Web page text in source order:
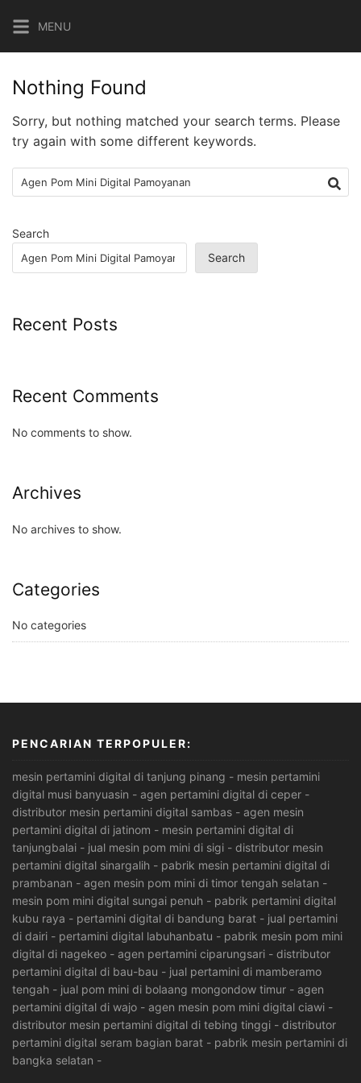
content
MENU
Nothing Found
Sorry, but nothing matched your search terms. Please
try again with some different keywords.
Search
for:
Search
Search
Recent Posts
Recent Comments
No comments to show.
Archives
No archives to show.
Categories
No categories
PENCARIAN TERPOPULER:
mesin pertamini digital di tanjung pinang - mesin pertamini
digital musi banyuasin - agen pertamini digital di ceper -
distributor mesin pertamini digital sambas - agen mesin
pertamini digital di jatinom - mesin pertamini digital di
tanjungbalai - jual mesin pom mini di sigi - distributor mesin
pertamini digital sinargalih - pabrik mesin pertamini digital di
prambanan - agen mesin pom mini di timor tengah selatan -
mesin pom mini digital sungai penuh - pabrik pertamini digital
kubu raya - pertamini digital di bandung barat - jual pertamini
di dairi - pertamini digital labuhanbatu - pabrik mesin pom mini
digital di nagekeo - agen pertamini ciparungsari - distributor
pertamini digital di bau-bau - jual pertamini di mamberamo
tengah - jual pom mini di bolaang mongondow timur - agen
pertamini digital di wajo - agen mesin pom mini digital ciawi -
distributor mesin pertamini digital di tebing tinggi - distributor
pertamini digital seram bagian barat - pabrik mesin pertamini di
bangka selatan -